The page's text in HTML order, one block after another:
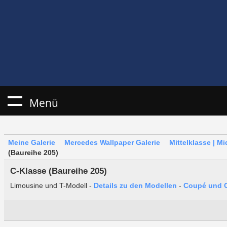
Menü
Meine Galerie Mercedes Wallpaper Galerie
Mittelklasse |
(Baureihe 205)
C-Klasse (Baureihe 205)
Limousine und T-Modell - Details zu den Modellen - Coupé und